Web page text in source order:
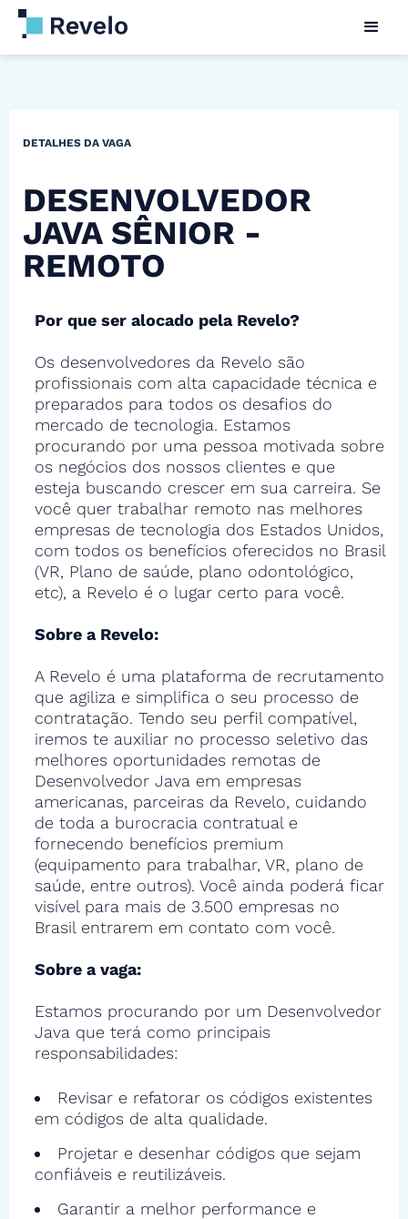
DETALHES DA VAGA
DESENVOLVEDOR
JAVA SÊNIOR -
REMOTO
Por que ser alocado pela Revelo?
Os desenvolvedores da Revelo são
profissionais com alta capacidade técnica e
preparados para todos os desafios do
mercado de tecnologia. Estamos
procurando por uma pessoa motivada sobre
os negócios dos nossos clientes e que
esteja buscando crescer em sua carreira. Se
você quer trabalhar remoto nas melhores
empresas de tecnologia dos Estados Unidos,
com todos os benefícios oferecidos no Brasil
(VR, Plano de saúde, plano odontológico,
etc), a Revelo é o lugar certo para você.
Sobre a Revelo:
A Revelo é uma plataforma de recrutamento
que agiliza e simplifica o seu processo de
contratação. Tendo seu perfil compatível,
iremos te auxiliar no processo seletivo das
melhores oportunidades remotas de
Desenvolvedor Java em empresas
americanas, parceiras da Revelo, cuidando
de toda a burocracia contratual e
fornecendo benefícios premium
(equipamento para trabalhar, VR, plano de
saúde, entre outros). Você ainda poderá ficar
visível para mais de 3.500 empresas no
Brasil entrarem em contato com você.
Sobre a vaga:
Estamos procurando por um Desenvolvedor
Java que terá como principais
responsabilidades:
Revisar e refatorar os códigos existentes
em códigos de alta qualidade.
Projetar e desenhar códigos que sejam
confiáveis e reutilizáveis.
Garantir a melhor performance e